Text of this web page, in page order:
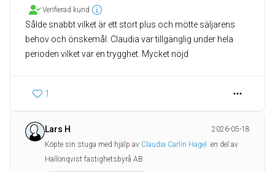
Verifierad kund
Sålde snabbt vilket är ett stort plus och mötte säljarens
behov och önskemål. Claudia var tillgänglig under hela
perioden vilket var en trygghet. Mycket nöjd
1
Lars H
2026-05-18
Köpte sin stuga med hjälp av Claudia Carlin Hagel
en del av
Hallonqvist fastighetsbyrå AB